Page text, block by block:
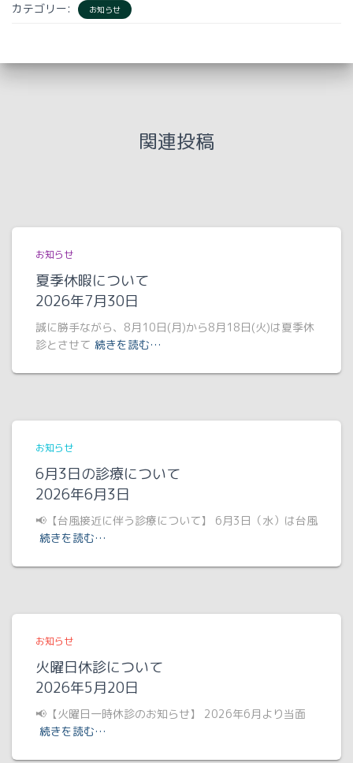
カテゴリー: お知らせ
関連投稿
お知らせ
夏季休暇について
2026年7月30日
誠に勝手ながら、8月10日(月)から8月18日(火)は夏季休
診とさせて 続きを読む…
お知らせ
6月3日の診療について
2026年6月3日
📢【台風接近に伴う診療について】 6月3日（水）は台風
続きを読む…
お知らせ
火曜日休診について
2026年5月20日
📢【火曜日一時休診のお知らせ】 2026年6月より当面
続きを読む…